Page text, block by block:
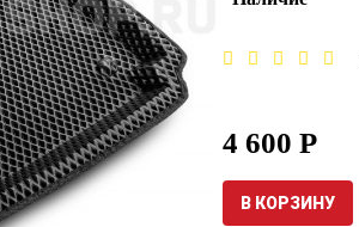
4 600 Р
В КОРЗИНУ